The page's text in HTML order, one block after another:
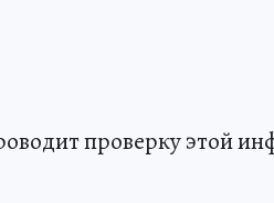
проверку этой